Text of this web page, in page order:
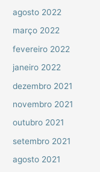
agosto 2022
março 2022
fevereiro 2022
janeiro 2022
dezembro 2021
novembro 2021
outubro 2021
setembro 2021
agosto 2021